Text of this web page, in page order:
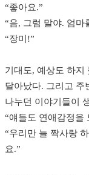
“좋아요.”
“음, 그럼 말야. 엄마
“장미!”
기대도, 예상도 하지
달아났다. 그리고 주
나누던 이야기들이
“얘들도 연애감정을
“우리만 늘 짝사랑
요.”